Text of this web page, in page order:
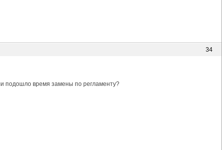
34
подошло время замены по регламенту?